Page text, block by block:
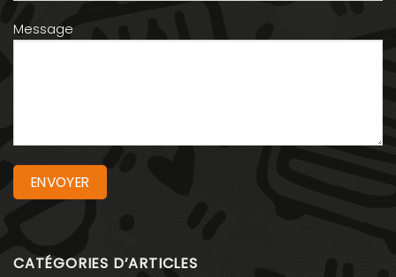
Message
CATÉGORIES D’ARTICLES